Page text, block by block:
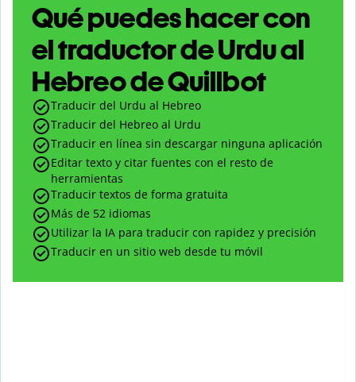
Qué puedes hacer con
el traductor de Urdu al
Hebreo de Quillbot
Traducir del Urdu al Hebreo
Traducir del Hebreo al Urdu
Traducir en línea sin descargar ninguna aplicación
Editar texto y citar fuentes con el resto de
herramientas
Traducir textos de forma gratuita
Más de 52 idiomas
Utilizar la IA para traducir con rapidez y precisión
Traducir en un sitio web desde tu móvil